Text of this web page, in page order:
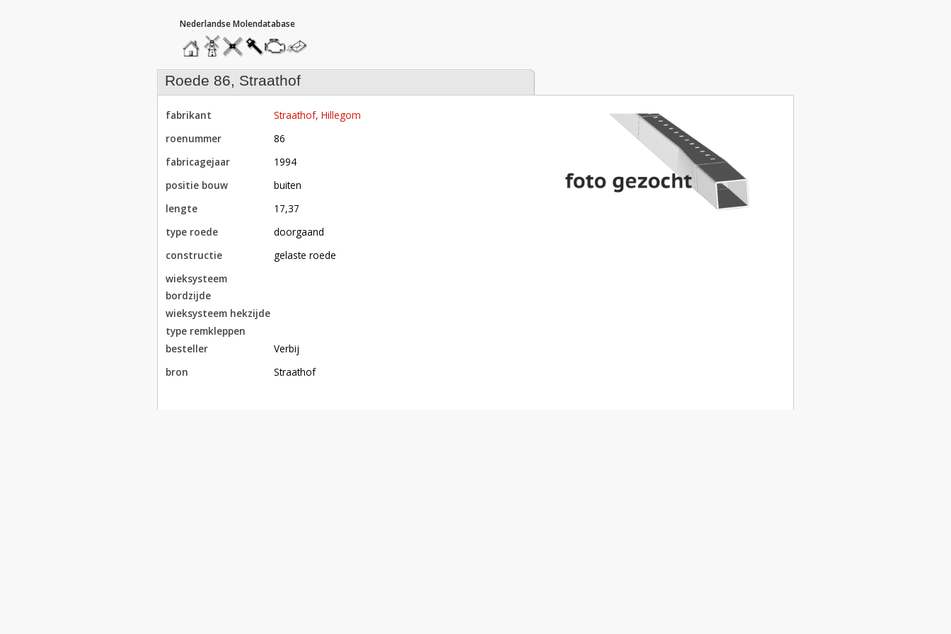
hoofdmenu
homemolendatabase
roedendatabase
assendatabase
motorendatabase
stuur
een
bericht
roede 86, Straathof
fabrikant
Straathof, Hillegom
roenummer
86
fabricagejaar
1994
positie bouw
buiten
lengte
17,37
type roede
doorgaand
constructie
gelaste roede
wieksysteem
bordzijde
wieksysteem hekzijde
type remkleppen
besteller
Verbij
bron
Straathof